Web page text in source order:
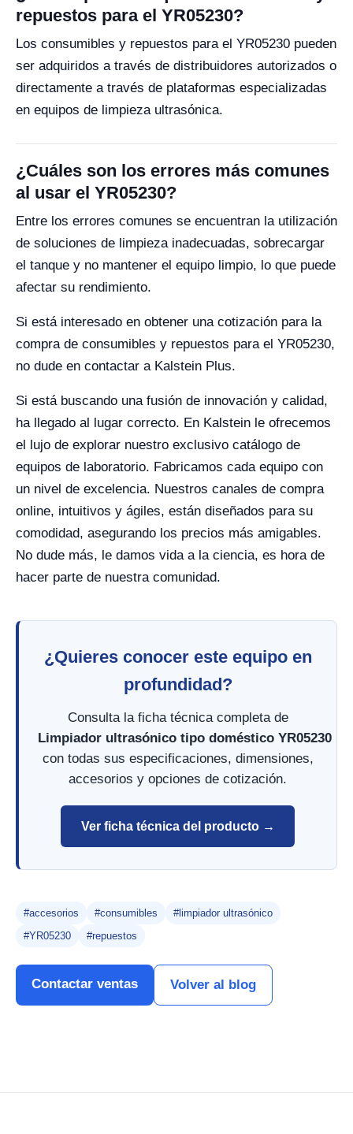
repuestos para el YR05230?
Los consumibles y repuestos para el YR05230 pueden
ser adquiridos a través de distribuidores autorizados o
directamente a través de plataformas especializadas
en equipos de limpieza ultrasónica.
¿Cuáles son los errores más comunes
al usar el YR05230?
Entre los errores comunes se encuentran la utilización
de soluciones de limpieza inadecuadas, sobrecargar
el tanque y no mantener el equipo limpio, lo que puede
afectar su rendimiento.
Si está interesado en obtener una cotización para la
compra de consumibles y repuestos para el YR05230,
no dude en contactar a Kalstein Plus.
Si está buscando una fusión de innovación y calidad,
ha llegado al lugar correcto. En Kalstein le ofrecemos
el lujo de explorar nuestro exclusivo catálogo de
equipos de laboratorio. Fabricamos cada equipo con
un nivel de excelencia. Nuestros canales de compra
online, intuitivos y ágiles, están diseñados para su
comodidad, asegurando los precios más amigables.
No dude más, le damos vida a la ciencia, es hora de
hacer parte de nuestra comunidad.
¿Quieres conocer este equipo en
profundidad?
Consulta la ficha técnica completa de
Limpiador ultrasónico tipo doméstico YR05230
con todas sus especificaciones, dimensiones,
accesorios y opciones de cotización.
Ver ficha técnica del producto →
#accesorios #consumibles
#limpiador ultrasónico
#YR05230
#repuestos
Contactar ventas Volver al blog